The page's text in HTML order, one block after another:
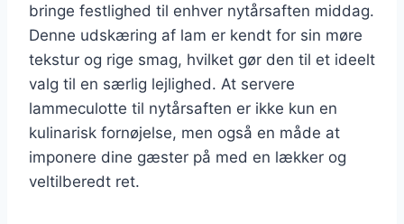
bringe festlighed til enhver nytårsaften middag.
Denne udskæring af lam er kendt for sin møre
tekstur og rige smag, hvilket gør den til et ideelt
valg til en særlig lejlighed. At servere
lammeculotte til nytårsaften er ikke kun en
kulinarisk fornøjelse, men også en måde at
imponere dine gæster på med en lækker og
veltilberedt ret.